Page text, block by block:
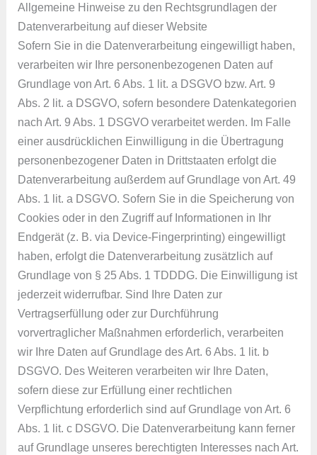
Allgemeine Hinweise zu den Rechtsgrundlagen der
Datenverarbeitung auf dieser Website
Sofern Sie in die Datenverarbeitung eingewilligt haben,
verarbeiten wir Ihre personenbezogenen Daten auf
Grundlage von Art. 6 Abs. 1 lit. a DSGVO bzw. Art. 9
Abs. 2 lit. a DSGVO, sofern besondere Datenkategorien
nach Art. 9 Abs. 1 DSGVO verarbeitet werden. Im Falle
einer ausdrücklichen Einwilligung in die Übertragung
personenbezogener Daten in Drittstaaten erfolgt die
Datenverarbeitung außerdem auf Grundlage von Art. 49
Abs. 1 lit. a DSGVO. Sofern Sie in die Speicherung von
Cookies oder in den Zugriff auf Informationen in Ihr
Endgerät (z. B. via Device-Fingerprinting) eingewilligt
haben, erfolgt die Datenverarbeitung zusätzlich auf
Grundlage von § 25 Abs. 1 TDDDG. Die Einwilligung ist
jederzeit widerrufbar. Sind Ihre Daten zur
Vertragserfüllung oder zur Durchführung
vorvertraglicher Maßnahmen erforderlich, verarbeiten
wir Ihre Daten auf Grundlage des Art. 6 Abs. 1 lit. b
DSGVO. Des Weiteren verarbeiten wir Ihre Daten,
sofern diese zur Erfüllung einer rechtlichen
Verpflichtung erforderlich sind auf Grundlage von Art. 6
Abs. 1 lit. c DSGVO. Die Datenverarbeitung kann ferner
auf Grundlage unseres berechtigten Interesses nach Art.